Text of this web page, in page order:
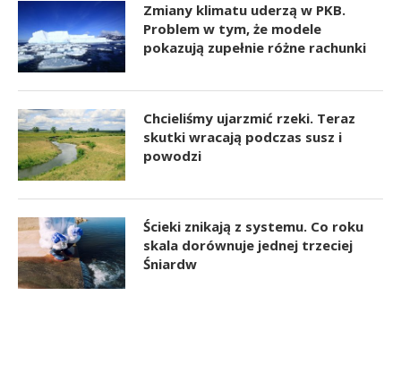
Zmiany klimatu uderzą w PKB.
Problem w tym, że modele
pokazują zupełnie różne rachunki
Chcieliśmy ujarzmić rzeki. Teraz
skutki wracają podczas susz i
powodzi
Ścieki znikają z systemu. Co roku
skala dorównuje jednej trzeciej
Śniardw